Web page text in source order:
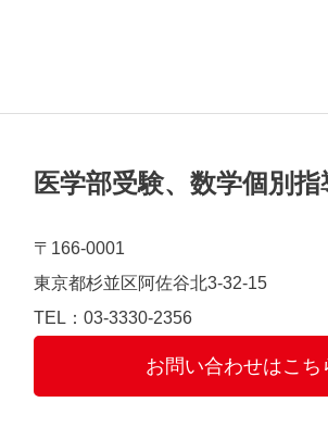
医学部受験、数学個別
〒166-0001
東京都杉並区阿佐谷北3-32-15
TEL：03-3330-2356
お問い合わせはこち